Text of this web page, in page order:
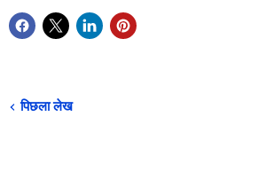
पिछला लेख